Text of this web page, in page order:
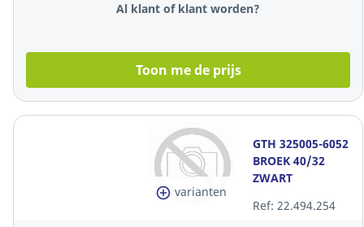
Al klant of klant worden?
Toon me de prijs
varianten
GTH 325005-6052
BROEK 40/32
ZWART
Ref: 22.494.254